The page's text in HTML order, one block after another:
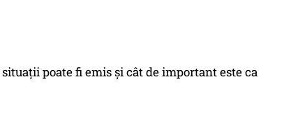
poate fi emis și cât de important este ca